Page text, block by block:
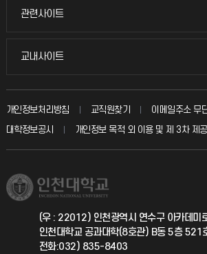
입학안내
취업정보(학생)
묻고 답하기
칭찬마당
학생서비스 지킴이
관련사이트
관련사이트
국방헬프콜
총동문회
교내사이트
교내사이트
교수회
교육혁신본부
국제지원과
공자아카데미
개인정보처리방침 교직원찾기
이메일주소 무
대학정보공시
개인정보 목적 외 이용 및 제 3차 제
(우 : 22012) 인천광역시 연수구 아카데미
인천대학교 공과대학(8호관) B동 5층 521
전화:032) 835-8403